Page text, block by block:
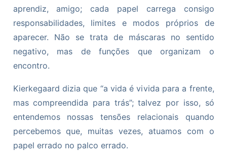
aprendiz, amigo; cada papel carrega consigo
responsabilidades, limites e modos próprios de
aparecer. Não se trata de máscaras no sentido
negativo, mas de funções que organizam o
encontro.
Kierkegaard dizia que “a vida é vivida para a frente,
mas compreendida para trás”; talvez por isso, só
entendemos nossas tensões relacionais quando
percebemos que, muitas vezes, atuamos com o
papel errado no palco errado.